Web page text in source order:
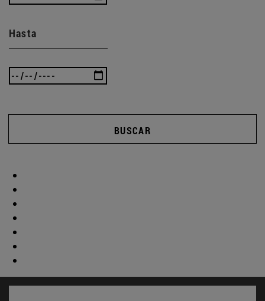
Hasta
BUSCAR